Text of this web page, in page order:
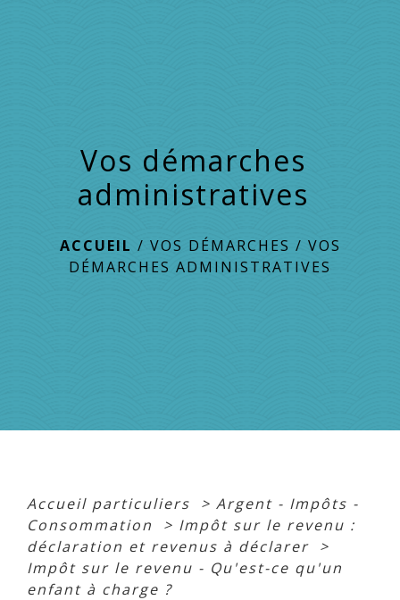
Vos démarches
administratives
ACCUEIL / VOS DÉMARCHES / VOS
DÉMARCHES ADMINISTRATIVES
Accueil particuliers > Argent - Impôts -
Consommation
> Impôt sur le revenu :
déclaration et revenus à déclarer >
Impôt sur le revenu - Qu'est-ce qu'un
enfant à charge ?